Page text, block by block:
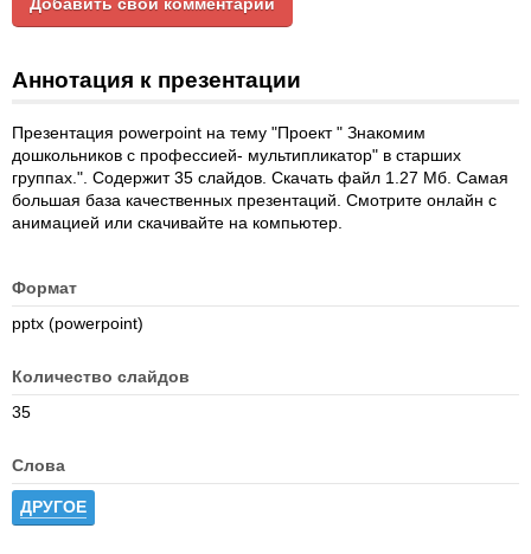
Аннотация к презентации
Презентация powerpoint на тему "Проект " Знакомим
дошкольников с профессией- мультипликатор" в старших
группах.". Содержит 35 слайдов. Скачать файл 1.27 Мб. Самая
большая база качественных презентаций. Смотрите онлайн с
анимацией или скачивайте на компьютер.
Формат
pptx (powerpoint)
Количество слайдов
35
Слова
ДРУГОЕ